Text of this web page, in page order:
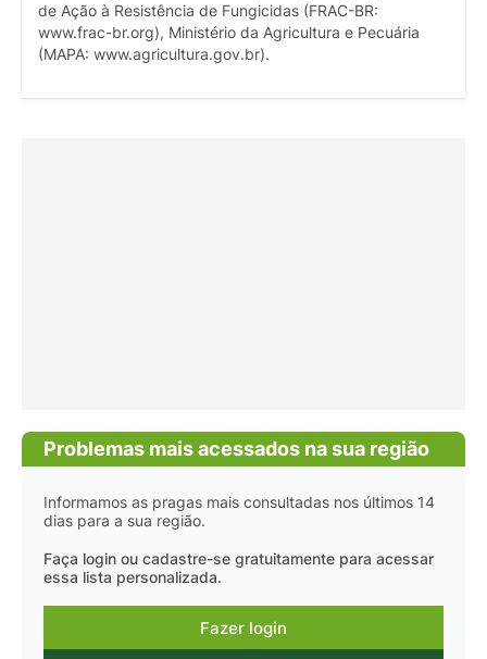
de Ação à Resistência de Fungicidas (FRAC-BR:
www.frac-br.org), Ministério da Agricultura e Pecuária
(MAPA: www.agricultura.gov.br).
Problemas mais acessados na sua região
Informamos as pragas mais consultadas nos últimos 14
dias para a sua região.
Faça login ou cadastre-se gratuitamente para acessar
essa lista personalizada.
Fazer login